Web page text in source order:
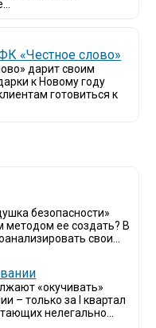
«Честное слово»
дарит своим
к Новому году
готовиться к
безопасности»
методом ее создать? В
свои...
«окучивать»
– только за I квартал
нелегально...